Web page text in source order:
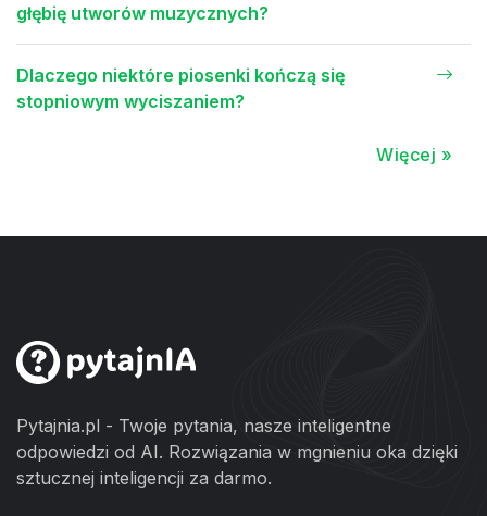
głębię utworów muzycznych?
Dlaczego niektóre piosenki kończą się
stopniowym wyciszaniem?
Więcej »
Pytajnia.pl - Twoje pytania, nasze inteligentne
odpowiedzi od AI. Rozwiązania w mgnieniu oka dzięki
sztucznej inteligencji za darmo.